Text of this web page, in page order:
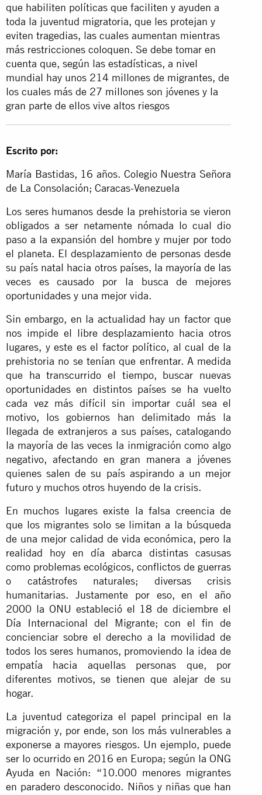
que habiliten políticas que faciliten y ayuden a
toda la juventud migratoria, que les protejan y
eviten tragedias, las cuales aumentan mientras
más restricciones coloquen. Se debe tomar en
cuenta que, según las estadísticas, a nivel
mundial hay unos 214 millones de migrantes, de
los cuales más de 27 millones son jóvenes y la
gran parte de ellos vive altos riesgos
Escrito por:
María Bastidas, 16 años. Colegio Nuestra Señora
de La Consolación; Caracas-Venezuela
Los seres humanos desde la prehistoria se vieron
obligados a ser netamente nómada lo cual dio
paso a la expansión del hombre y mujer por todo
el planeta. El desplazamiento de personas desde
su país natal hacia otros países, la mayoría de las
veces es causado por la busca de mejores
oportunidades y una mejor vida.
Sin embargo, en la actualidad hay un factor que
nos impide el libre desplazamiento hacia otros
lugares, y este es el factor político, al cual de la
prehistoria no se tenían que enfrentar. A medida
que ha transcurrido el tiempo, buscar nuevas
oportunidades en distintos países se ha vuelto
cada vez más difícil sin importar cuál sea el
motivo, los gobiernos han delimitado más la
llegada de extranjeros a sus países, catalogando
la mayoría de las veces la inmigración como algo
negativo, afectando en gran manera a jóvenes
quienes salen de su país aspirando a un mejor
futuro y muchos otros huyendo de la crisis.
En muchos lugares existe la falsa creencia de
que los migrantes solo se limitan a la búsqueda
de una mejor calidad de vida económica, pero la
realidad hoy en día abarca distintas casusas
como problemas ecológicos, conflictos de guerras
o catástrofes naturales; diversas crisis
humanitarias. Justamente por eso, en el año
2000 la ONU estableció el 18 de diciembre el
Día Internacional del Migrante; con el fin de
concienciar sobre el derecho a la movilidad de
todos los seres humanos, promoviendo la idea de
empatía hacia aquellas personas que, por
diferentes motivos, se tienen que alejar de su
hogar.
La juventud categoriza el papel principal en la
migración y, por ende, son los más vulnerables a
exponerse a mayores riesgos. Un ejemplo, puede
ser lo ocurrido en 2016 en Europa; según la ONG
Ayuda en Nación: “10.000 menores migrantes
en paradero desconocido. Niños y niñas que han